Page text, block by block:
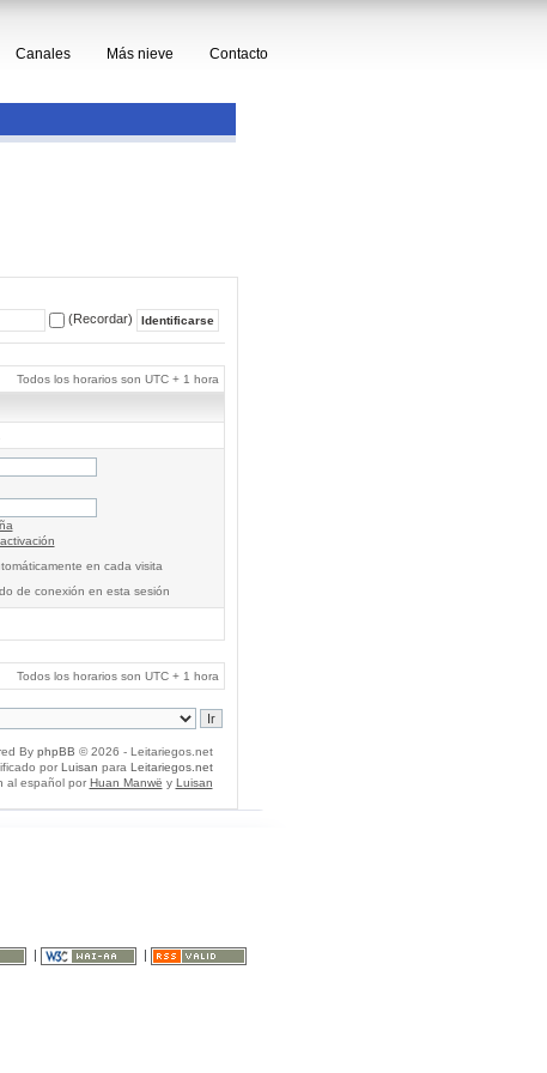
Canales Más nieve Contacto
(Recordar)
Todos los horarios son UTC + 1 hora
en cada visita
de conexión en esta sesión
Todos los horarios son UTC + 1 hora
By phpBB © 2026 - Leitariegos.net
por Luisan para Leitariegos.net
al español por Huan Manwë y Luisan